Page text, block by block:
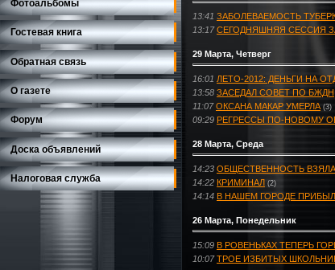
Фотоальбомы
Гостевая книга
Обратная связь
О газете
Форум
Доска объявлений
Налоговая служба
13:41 ЗАБОЛЕВАЕМОСТЬ
13:17 СЕГОДНЯШНЯЯ СЕССИЯ
29 Марта, Четверг
16:01 ЛЕТО-2012: ДЕНЬГИ НА
13:58 ЗАСЕДАЛ СОВЕТ ПО БЖДН
11:07 ОКСАНА МАКАР УМЕРЛА (3)
09:29 РЕГРЕССЫ ПО-НОВОМУ
28 Марта, Среда
14:23 ОБЩЕСТВЕННОСТЬ
14:22 КРИМИНАЛ (2)
14:14 В НАШЕМ ГОРОДЕ
26 Марта, Понедельник
15:09 В РОВЕНЬКАХ ТЕПЕРЬ
10:07 ТРОЕ ИЗБИТЫХ